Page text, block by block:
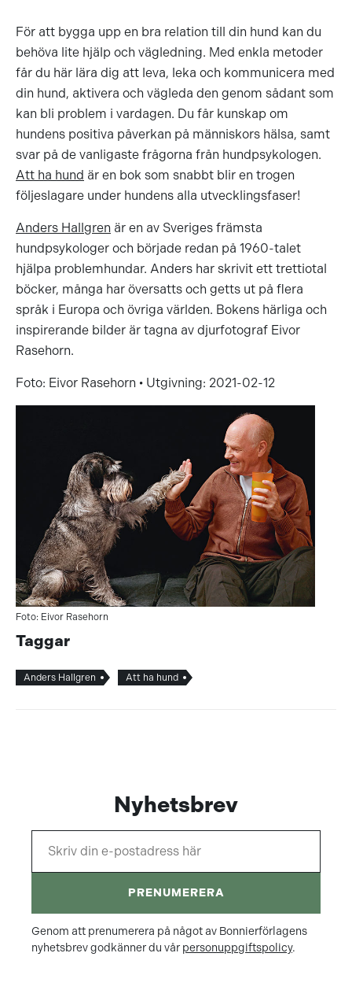
För att bygga upp en bra relation till din hund kan du
behöva lite hjälp och vägledning. Med enkla metoder
får du här lära dig att leva, leka och kommunicera med
din hund, aktivera och vägleda den genom sådant som
kan bli problem i vardagen. Du får kunskap om
hundens positiva påverkan på människors hälsa, samt
svar på de vanligaste frågorna från hundpsykologen.
Att ha hund är en bok som snabbt blir en trogen
följeslagare under hundens alla utvecklingsfaser!
Anders Hallgren är en av Sveriges främsta
hundpsykologer och började redan på 1960-talet
hjälpa problemhundar. Anders har skrivit ett trettiotal
böcker, många har översatts och getts ut på flera
språk i Europa och övriga världen. Bokens härliga och
inspirerande bilder är tagna av djurfotograf Eivor
Rasehorn.
Foto: Eivor Rasehorn • Utgivning: 2021-02-12
Foto: Eivor Rasehorn
Taggar
Anders Hallgren Att ha hund
Nyhetsbrev
PRENUMERERA
Genom att prenumerera på något av Bonnierförlagens
nyhetsbrev godkänner du vår personuppgiftspolicy.